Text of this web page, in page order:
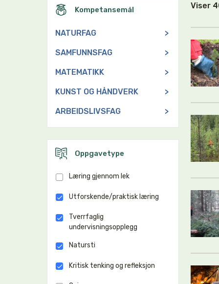
Kompetansemål
NATURFAG >
SAMFUNNSFAG >
MATEMATIKK >
KUNST OG HÅNDVERK >
ARBEIDSLIVSFAG >
Oppgavetype
Læring gjennom lek
Utforskende/praktisk læring
Tverrfaglig
undervisningsopplegg
Natursti
Kritisk tenking og refleksjon
Viser